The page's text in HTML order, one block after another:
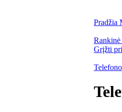
Pradžia
Grįžti